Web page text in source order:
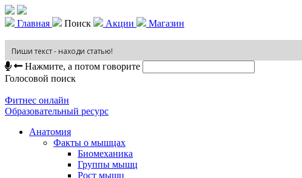
Главная Поиск Акции Магазин
Нажмите, а потом говорите
Голосовой поиск
Фитнес онлайн
Образовательный ресурс
Анатомия
Факты о мышцах
Биомеханика
Группы мышц
Рост мышц